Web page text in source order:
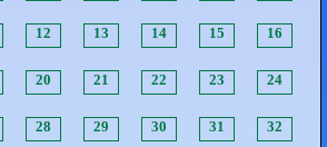
12 13 14 15 16
20 21 22 23 24
28 29 30 31 32